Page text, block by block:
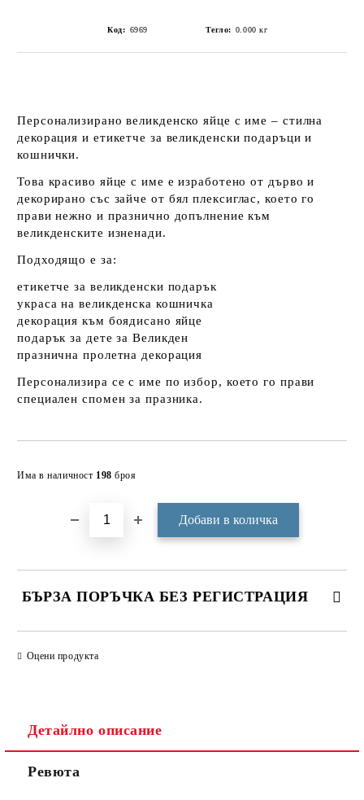
Код: 6969 Тегло: 0.000 кг
Персонализирано великденско яйце с име – стилна
декорация и етикетче за великденски подаръци и
кошнички.
Това красиво яйце с име е изработено от дърво и
декорирано със зайче от бял плексиглас, което го
прави нежно и празнично допълнение към
великденските изненади.
Подходящо е за:
етикетче за великденски подарък
украса на великденска кошничка
декорация към боядисано яйце
подарък за дете за Великден
празнична пролетна декорация
Персонализира се симе по избор, което го прави
специален спомен за празника.
Има в наличност 198 броя
БЪРЗА ПОРЪЧКА БЕЗ РЕГИСТРАЦИЯ
Оцени продукта
Детайлно описание
Ревюта